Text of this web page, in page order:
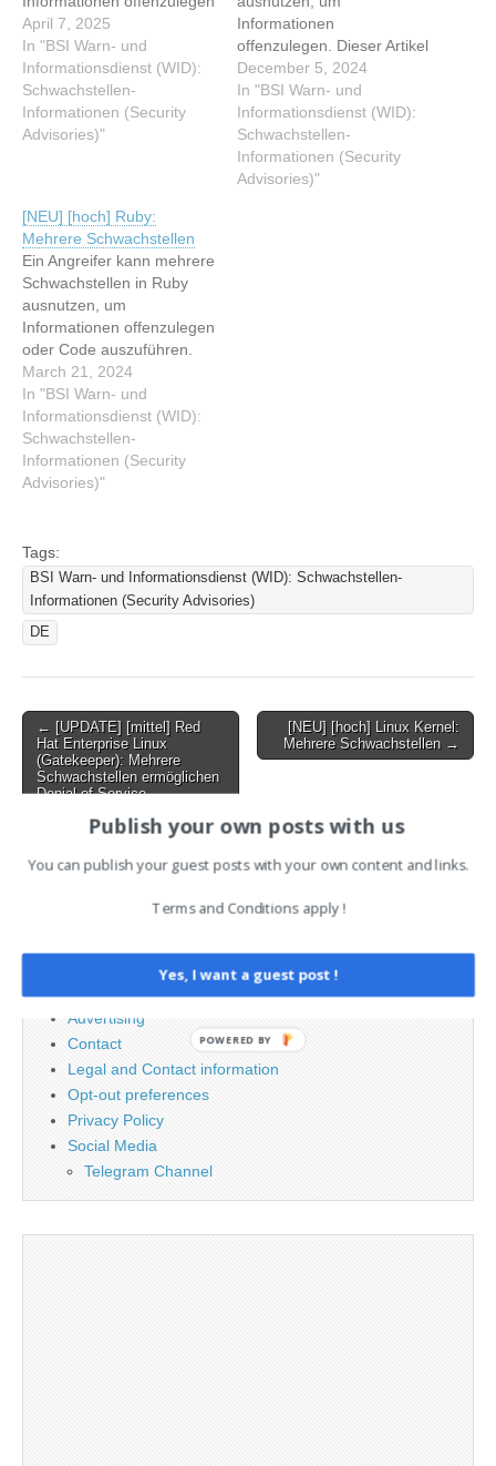
oder
Sicherheitsvorkehrungen
zu umgehen. Dieser Artikel
wurde indexiert von BSI
Warn- und
Informationsdienst (WID):
originalen Artikel:
[UPDATE] [hoch] Zammad:
Mehrere Schwachstellen
April 7, 2025
In "BSI Warn- und
Informationsdienst (WID):
Schwachstellen-
Informationen (Security
Advisories)"
Informationen
offenzulegen. Dieser Artikel
wurde indexiert von BSI
Warn- und
Informationsdienst (WID):
Schwachstellen-
Informationen (Security
Advisories) Lesen Sie den
December 5, 2024
In "BSI Warn- und
Informationsdienst (WID):
Schwachstellen-
Informationen (Security
Advisories)"
[NEU] [hoch] Ruby:
Mehrere Schwachstellen
Ein Angreifer kann mehrere
Schwachstellen in Ruby
ausnutzen, um
Informationen offenzulegen
oder Code auszuführen.
Dieser Artikel wurde
indexiert von BSI Warn-
und Informationsdienst
(WID): Schwachstellen-
Informationen (Security
Advisories) Lesen Sie den
Schwachstellen
March 21, 2024
In "BSI Warn- und
Informationsdienst (WID):
Schwachstellen-
Informationen (Security
Advisories)"
Tags:
BSI Warn- und Informationsdienst (WID): Schwachstellen-
Informationen (Security Advisories)
DE
Post
navigation
← [UPDATE] [mittel] Red
Hat Enterprise Linux
(Gatekeeper): Mehrere
Schwachstellen ermöglichen
Denial of Service
[NEU] [hoch] Linux Kernel:
Mehrere Schwachstellen →
Search
Advertising
Contact
Legal and Contact information
Opt-out preferences
Privacy Policy
Social Media
Telegram Channel
Publish your own posts with us
You can publish your guest posts with your own content and links.
Terms and Conditions apply !
Yes, I want a guest post !
POWERED BY